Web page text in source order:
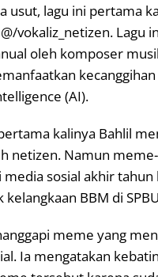
usut, lagu ini pertama
vokaliz_netizen. Lagu
oleh komposer
(AI).
kalinya Bahlil
netizen. Namun
sosial akhir
BBM di
meme yang
Ia mengatakan